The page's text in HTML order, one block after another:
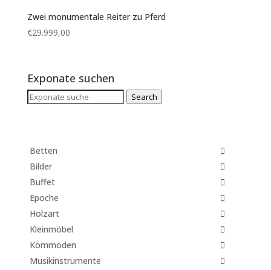
Zwei monumentale Reiter zu Pferd
€29.999,00
Exponate suchen
Search
Search
Betten
Bilder
Buffet
Epoche
Holzart
Kleinmöbel
Kommoden
Musikinstrumente